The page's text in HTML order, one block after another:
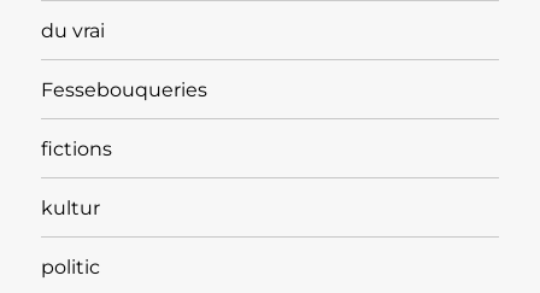
du vrai
Fessebouqueries
fictions
kultur
politic